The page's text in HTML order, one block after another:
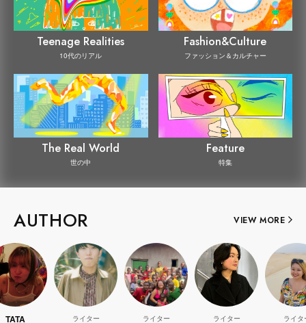
Teenage Realities
10代のリアル
Fashion&Culture
ファッション＆カルチャー
The Real World
世の中
Feature
特集
AUTHOR VIEW MORE